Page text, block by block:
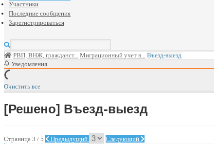
Участники
Последние сообщения
Зарегистрироваться
РВП, ВНЖ, гражданст... Миграционный учет в... Въезд-выезд
Уведомления
Очистить все
[Решено] Въезд-выезд
Страница 3 / 5 Предыдущий
Следующий